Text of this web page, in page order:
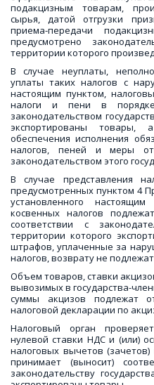
подакцизным товарам,
сырья, датой отгрузки
приема-передачи
предусмотрено
территории которого
В случае неуплаты,
уплаты таких налогов с
настоящим пунктом,
налоги и пени в
законодательством
экспортированы товары,
обеспечения исполнения
налогов, пеней и меры
законодательством этого
В случае представления
предусмотренных пунктом 4
установленного
косвенных налогов
соответствии с
территории которого
штрафов, уплаченные за
налогов, возврату не
Объем товаров, ставки
вывозимых в государства-
суммы акцизов подлежат
налоговой декларации по
Налоговый орган
нулевой ставки НДС и (или)
налоговых вычетов
принимает (выносит)
законодательству